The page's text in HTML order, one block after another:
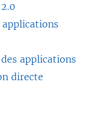
applications
applications
directe